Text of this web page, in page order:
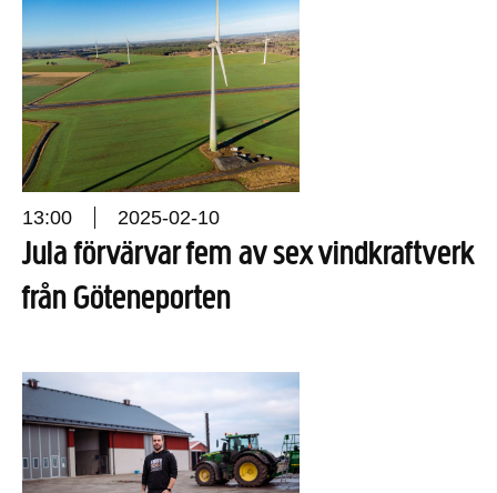
13:00 2025-02-10
Jula förvärvar fem av sex vindkraftverk
från Göteneporten